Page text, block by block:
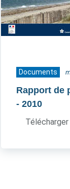
Documents
Rapport de
- 2010